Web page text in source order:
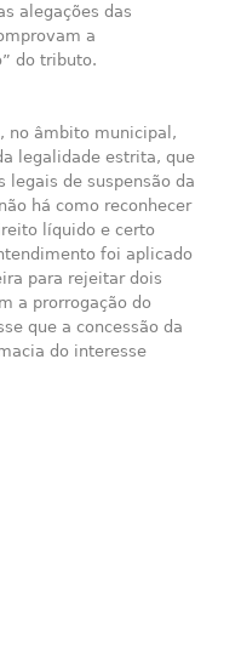
alegações das
a
do tributo.
no âmbito municipal,
legalidade estrita, que
legais de suspensão da
há como reconhecer
líquido e certo
foi aplicado
para rejeitar dois
a prorrogação do
que a concessão da
do interesse